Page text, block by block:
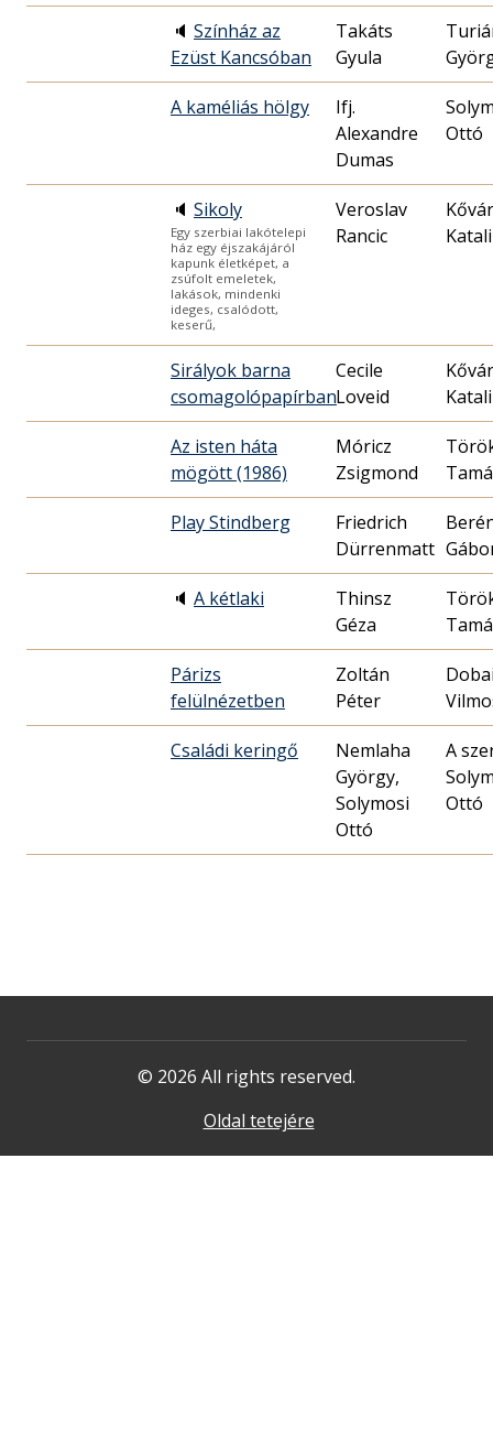
🔈 Színház az
Ezüst Kancsóban
Takáts
Gyula
A kaméliás hölgy
Ifj.
Alexandre
Dumas
Ottó
🔈 Sikoly
Egy szerbiai lakótelepi
ház egy éjszakájáról
kapunk életképet, a
zsúfolt emeletek,
lakások, mindenki
ideges, csalódott,
keserű,
Veroslav
Rancic
Sirályok barna
csomagolópapírban
Cecile
Loveid
Az isten háta
mögött (1986)
Móricz
Zsigmond
Play Stindberg
Friedrich
Dürrenmatt
🔈 A kétlaki
Thinsz
Géza
Párizs
felülnézetben
Zoltán
Péter
Családi keringő
Nemlaha
György,
Solymosi
Ottó
A
Ottó
© 2026 All rights reserved.
Oldal tetejére